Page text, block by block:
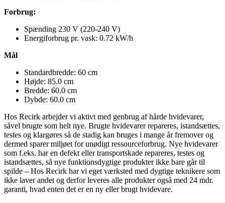
Forbrug:
Spænding 230 V (220-240 V)
Energiforbrug pr. vask: 0.72 kW/h
Mål
Standardbredde: 60 cm
Højde: 85.0 cm
Bredde: 60.0 cm
Dybde: 60.0 cm
Hos Recirk arbejder vi aktivt med genbrug af hårde hvidevarer,
såvel brugte som helt nye. Brugte hvidevarer repareres, istandsættes,
testes og klargøres så de stadig kan bruges i mange år fremover og
dermed sparer miljøet for unødigt ressourceforbrug. Nye hvidevarer
som f.eks. har en defekt eller transportskade repareres, testes og
istandsættes, så nye funktionsdygtige produkter ikke bare går til
spilde – Hos Recirk har vi eget værksted med dygtige teknikere som
ikke laver andet og derfor leveres alle produkter også med 24 mdr.
garanti, hvad enten det er en ny eller brugt hvidevare.